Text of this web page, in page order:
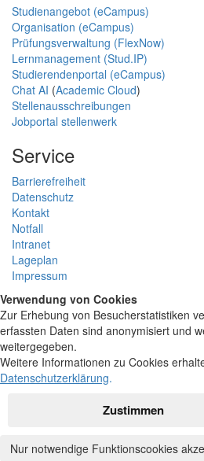
Studienangebot (eCampus)
Organisation (eCampus)
Prüfungsverwaltung (FlexNow)
Lernmanagement (Stud.IP)
Studierendenportal (eCampus)
Chat AI (Academic Cloud)
Stellenausschreibungen
Jobportal stellenwerk
Service
Barrierefreiheit
Datenschutz
Kontakt
Notfall
Intranet
Lageplan
Impressum
Verwendung von Cookies
Zur Erhebung von Besucherstatistiken
erfassten Daten sind anonymisiert und
weitergegeben.
Weitere Informationen zu Cookies
Datenschutzerklärung.
Zustimmen
Nur notwendige Funktionscookies